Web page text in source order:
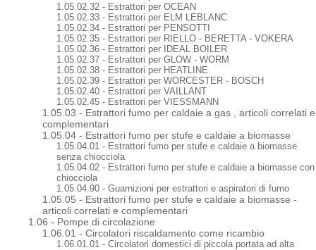
1.05.02.32 - Estrattori per OCEAN
1.05.02.33 - Estrattori per ELM LEBLANC
1.05.02.34 - Estrattori per PENSOTTI
1.05.02.35 - Estrattori per RIELLO - BERETTA - VOKERA
1.05.02.36 - Estrattori per IDEAL BOILER
1.05.02.37 - Estrattori per GLOW - WORM
1.05.02.38 - Estrattori per HEATLINE
1.05.02.39 - Estrattori per WORCESTER - BOSCH
1.05.02.40 - Estrattori per VAILLANT
1.05.02.45 - Estrattori per VIESSMANN
1.05.03 - Estrattori fumo per caldaie a gas , articoli correlati e
complementari
1.05.04 - Estrattori fumo per stufe e caldaie a biomasse
1.05.04.01 - Estrattori fumo per stufe e caldaie a biomasse
senza chiocciola
1.05.04.02 - Estrattori fumo per stufe e caldaie a biomasse con
chiocciola
1.05.04.90 - Guarnizioni per estrattori e aspiratori di fumo
1.05.05 - Estrattori fumo per stufe e caldaie a biomasse -
articoli correlati e complementari
1.06 - Pompe di circolazione
1.06.01 - Circolatori riscaldamento come ricambio
1.06.01.01 - Circolatori domestici di piccola portata ad alta